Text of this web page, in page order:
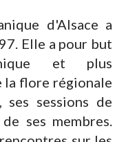
d'Alsace a
Elle a pour but
et plus
flore régionale
sessions de
ses membres.